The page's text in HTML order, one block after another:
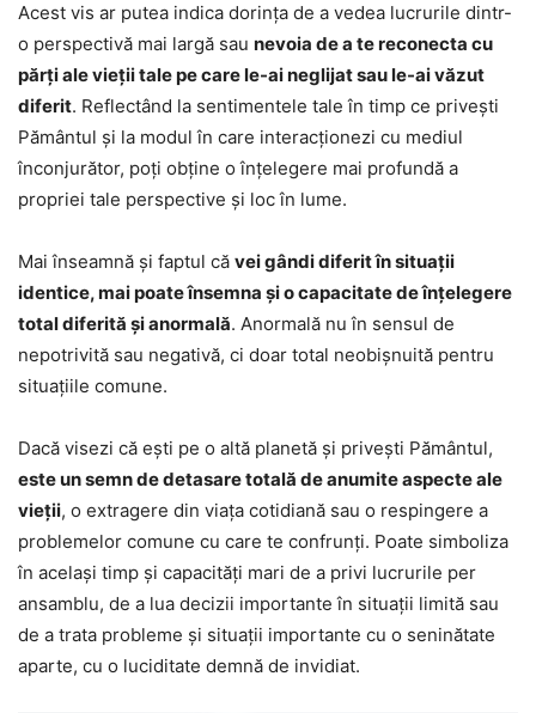
Acest vis ar putea indica dorința de a vedea lucrurile dintr-
o perspectivă mai largă sau nevoia de a te reconecta cu
părți ale vieții tale pe care le-ai neglijat sau le-ai văzut
diferit. Reflectând la sentimentele tale în timp ce privești
Pământul și la modul în care interacționezi cu mediul
înconjurător, poți obține o înțelegere mai profundă a
propriei tale perspective și loc în lume.
Mai înseamnă și faptul că vei gândi diferit în situații
identice, mai poate însemna și o capacitate de înțelegere
total diferită și anormală. Anormală nu în sensul de
nepotrivită sau negativă, ci doar total neobișnuită pentru
situațiile comune.
Dacă visezi că ești pe o altă planetă și privești Pământul,
este un semn de detasare totală de anumite aspecte ale
vieții, o extragere din viața cotidiană sau o respingere a
problemelor comune cu care te confrunți. Poate simboliza
în același timp și capacități mari de a privi lucrurile per
ansamblu, de a lua decizii importante în situații limită sau
de a trata probleme și situații importante cu o seninătate
aparte, cu o luciditate demnă de invidiat.